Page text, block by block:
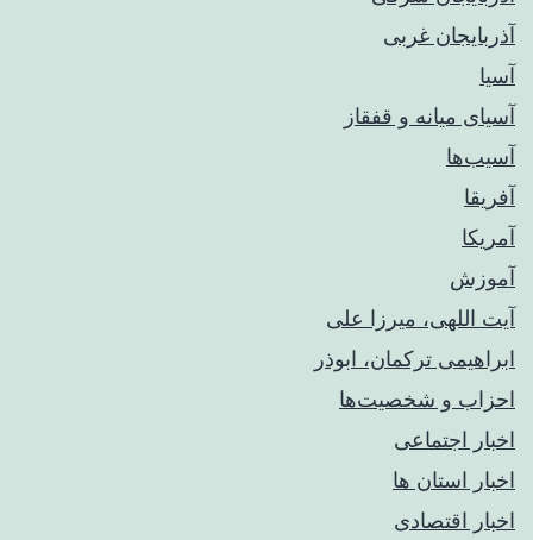
آذربایجان غربی
آسیا
آسیای میانه و قفقاز
آسیب‌ها
آفریقا
آمریکا
آموزش
آیت اللهی، میرزا علی
ابراهیمی ترکمان، ابوذر
احزاب و شخصیت‌ها
اخبار اجتماعی
اخبار استان ها
اخبار اقتصادی